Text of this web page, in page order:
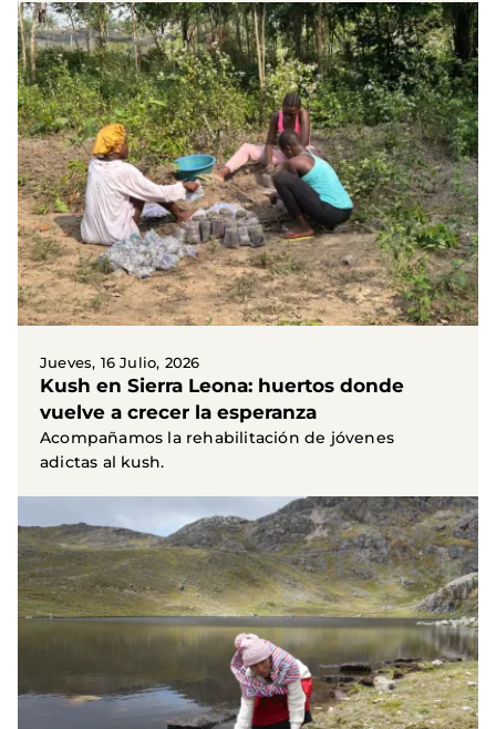
Jueves, 16 Julio, 2026
Kush en Sierra Leona: huertos donde
vuelve a crecer la esperanza
Acompañamos la rehabilitación de jóvenes
adictas al kush.